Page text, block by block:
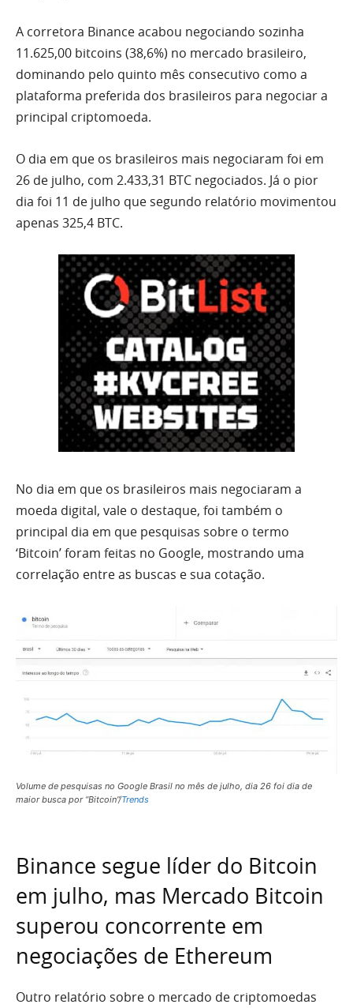
A corretora Binance acabou negociando sozinha
11.625,00 bitcoins (38,6%) no mercado brasileiro,
dominando pelo quinto mês consecutivo como a
plataforma preferida dos brasileiros para negociar a
principal criptomoeda.
O dia em que os brasileiros mais negociaram foi em
26 de julho, com 2.433,31 BTC negociados. Já o pior
dia foi 11 de julho que segundo relatório movimentou
apenas 325,4 BTC.
No dia em que os brasileiros mais negociaram a
moeda digital, vale o destaque, foi também o
principal dia em que pesquisas sobre o termo
‘Bitcoin’ foram feitas no Google, mostrando uma
correlação entre as buscas e sua cotação.
Volume de pesquisas no Google Brasil no mês de julho, dia 26 foi dia de
maior busca por “Bitcoin”/Trends
Binance segue líder do Bitcoin
em julho, mas Mercado Bitcoin
superou concorrente em
negociações de Ethereum
Outro relatório sobre o mercado de criptomoedas